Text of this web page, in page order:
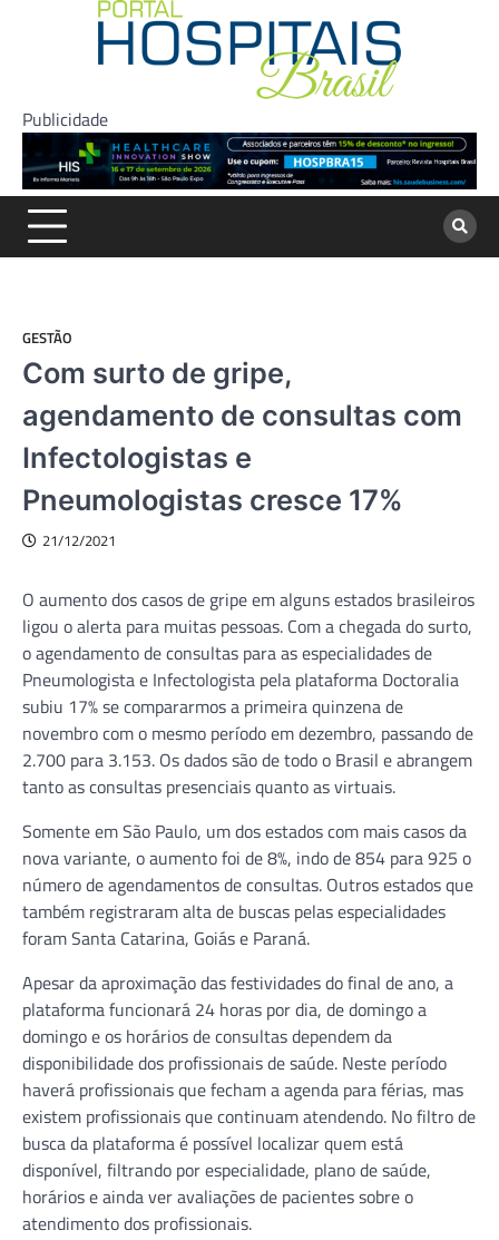
Publicidade
GESTÃO
Com surto de gripe,
agendamento de consultas com
Infectologistas e
Pneumologistas cresce 17%
21/12/2021
O aumento dos casos de gripe em alguns estados brasileiros
ligou o alerta para muitas pessoas. Com a chegada do surto,
o agendamento de consultas para as especialidades de
Pneumologista e Infectologista pela plataforma Doctoralia
subiu 17% se compararmos a primeira quinzena de
novembro com o mesmo período em dezembro, passando de
2.700 para 3.153. Os dados são de todo o Brasil e abrangem
tanto as consultas presenciais quanto as virtuais.
Somente em São Paulo, um dos estados com mais casos da
nova variante, o aumento foi de 8%, indo de 854 para 925 o
número de agendamentos de consultas. Outros estados que
também registraram alta de buscas pelas especialidades
foram Santa Catarina, Goiás e Paraná.
Apesar da aproximação das festividades do final de ano, a
plataforma funcionará 24 horas por dia, de domingo a
domingo e os horários de consultas dependem da
disponibilidade dos profissionais de saúde. Neste período
haverá profissionais que fecham a agenda para férias, mas
existem profissionais que continuam atendendo. No filtro de
busca da plataforma é possível localizar quem está
disponível, filtrando por especialidade, plano de saúde,
horários e ainda ver avaliações de pacientes sobre o
atendimento dos profissionais.